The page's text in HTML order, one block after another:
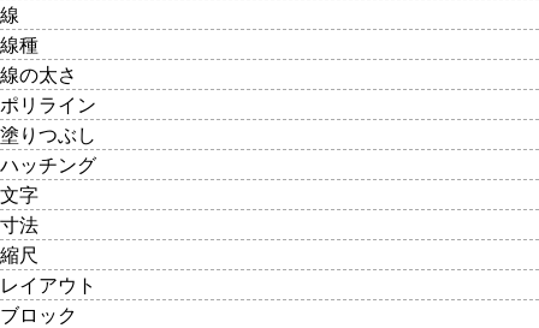
線
線種
線の太さ
ポリライン
塗りつぶし
ハッチング
文字
寸法
縮尺
レイアウト
ブロック